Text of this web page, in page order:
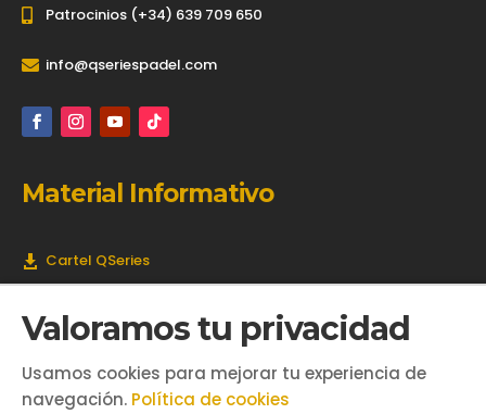
Valoramos tu privacidad
Usamos cookies para mejorar tu experiencia de
navegación. Política de cookies
Patrocinios (+34) 639 709 650
 info@qseriespadel.com
Material Informativo
 Cartel QSeries
Política de Privacidad